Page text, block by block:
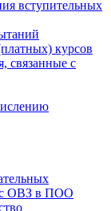
вступительных
курсов
связанные с
с ОВЗ в ПОО